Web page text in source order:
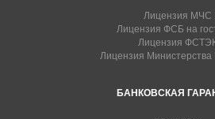
Лицензия МЧС
Лицензия ФСБ на
Лицензия
Лицензия Министерства
БАНКОВСКАЯ